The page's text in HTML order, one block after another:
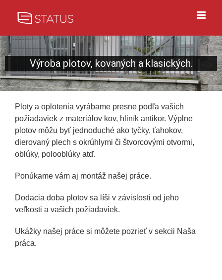
Výroba plotov, kovaných a klasických.
Ploty a oplotenia vyrábame presne podľa vašich
požiadaviek z materiálov kov, hliník antikor. Výplne
plotov môžu byť jednoduché ako tyčky, ťahokov,
dierovaný plech s okrúhlymi či štvorcovými otvormi,
oblúky, polooblúky atď.
Ponúkame vám aj montáž našej práce.
Dodacia doba plotov sa líši v závislosti od jeho
veľkosti a vašich požiadaviek.
Ukážky našej práce si môžete pozrieť v sekcii Naša
práca.